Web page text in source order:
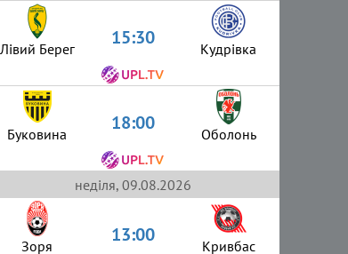
Лівий Берег 15:30 Кудрівка
Буковина 18:00 Оболонь
неділя, 09.08.2026
Зоря 13:00 Кривбас